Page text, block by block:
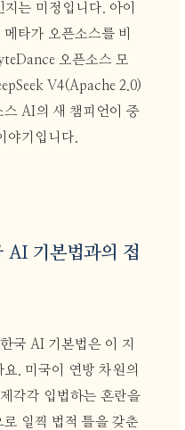
는 미정입니다. 아이
타가 오픈소스를 비
오픈소스 모
V4(Apache 2.0)
스 AI의 새 챔피언이 중
야기입니다.
AI 기본법과의 접
국 AI 기본법은 이 지
. 미국이 연방 차원의
각각 입법하는 혼란을
로 일찍 법적 틀을 갖춘